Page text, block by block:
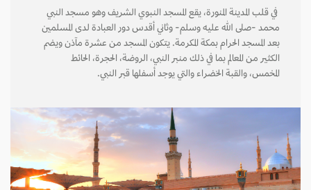
في قلب المدينة المنورة، يقع المسجد النبوي الشريف وهو مسجد النبي
محمد -صلى الله عليه وسلم- وثاني أقدس دور العبادة لدى المسلمين
بعد المسجد الحرام بمكة المكرمة. يتكون المسجد من عشرة مآذن ويضم
الكثير من المعالم بما في ذلك منبر النبي، الروضة، الحجرة، الحائط
المخمس، والقبة الخضراء والتي يوجد أسفلها قبر النبي.